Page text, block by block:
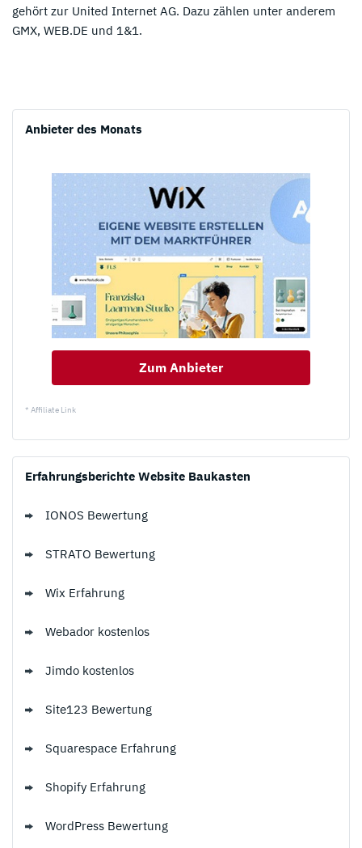
gehört zur United Internet AG. Dazu zählen unter anderem
GMX, WEB.DE und 1&1.
Anbieter des Monats
Zum Anbieter
* Affiliate Link
Erfahrungsberichte Website Baukasten
IONOS Bewertung
STRATO Bewertung
Wix Erfahrung
Webador kostenlos
Jimdo kostenlos
Site123 Bewertung
Squarespace Erfahrung
Shopify Erfahrung
WordPress Bewertung